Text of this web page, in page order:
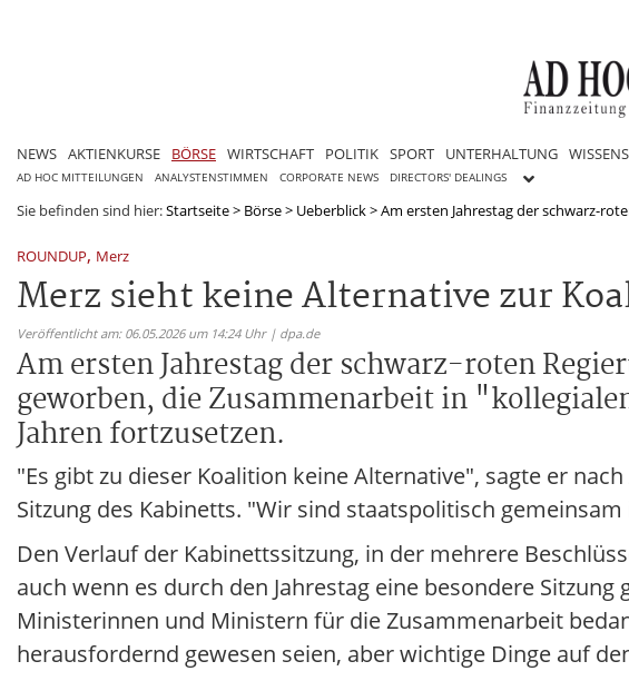
NEWS AKTIENKURSE BÖRSE WIRTSCHAFT POLITIK SPORT UNTERHALTUNG
AD HOC MITTEILUNGEN ANALYSTENSTIMMEN CORPORATE NEWS DIRECTORS' DEALINGS
Sie befinden sind hier:Startseite> Börse> Ueberblick>Am ersten Jahrestag der schwarz-
ROUNDUP, Merz
Merz sieht keine Alternative zur
Veröffentlicht am: 06.05.2026 um 14:24 Uhr | dpa.de
Am ersten Jahrestag der schwarz-roten
geworben, die Zusammenarbeit in
Jahren fortzusetzen.
"Es gibt zu dieser Koalition keine Alternative", sagte er
Sitzung des Kabinetts. "Wir sind staatspolitisch
Den Verlauf der Kabinettssitzung, in der mehrere
auch wenn es durch den Jahrestag eine besondere
Ministerinnen und Ministern für die Zusammenarbeit
herausfordernd gewesen seien, aber wichtige Dinge auf